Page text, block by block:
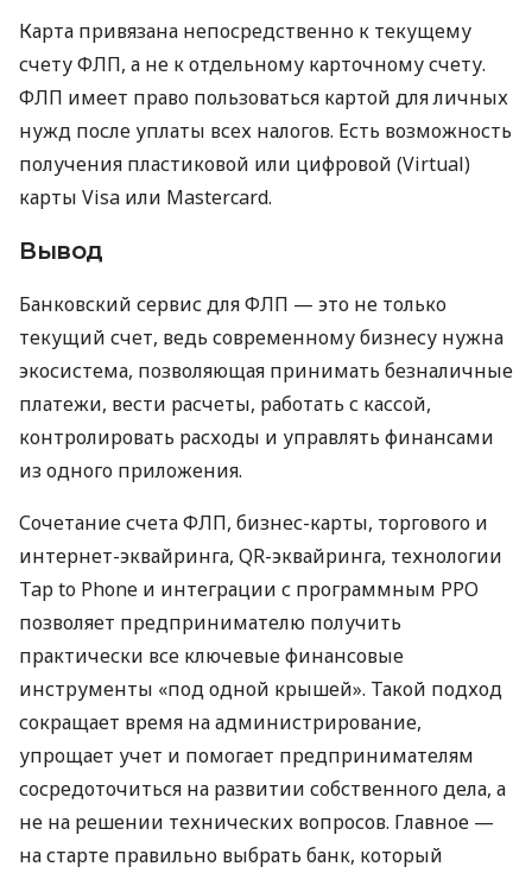
Карта привязана непосредственно к текущему
счету ФЛП, а не к отдельному карточному счету.
ФЛП имеет право пользоваться картой для личных
нужд после уплаты всех налогов. Есть возможность
получения пластиковой или цифровой (Virtual)
карты Visa или Mastercard.
Вывод
Банковский сервис для ФЛП — это не только
текущий счет, ведь современному бизнесу нужна
экосистема, позволяющая принимать безналичные
платежи, вести расчеты, работать с кассой,
контролировать расходы и управлять финансами
из одного приложения.
Сочетание счета ФЛП, бизнес-карты, торгового и
интернет-эквайринга, QR-эквайринга, технологии
Tap to Phone и интеграции с программным РРО
позволяет предпринимателю получить
практически все ключевые финансовые
инструменты «под одной крышей». Такой подход
сокращает время на администрирование,
упрощает учет и помогает предпринимателям
сосредоточиться на развитии собственного дела, а
не на решении технических вопросов. Главное —
на старте правильно выбрать банк, который